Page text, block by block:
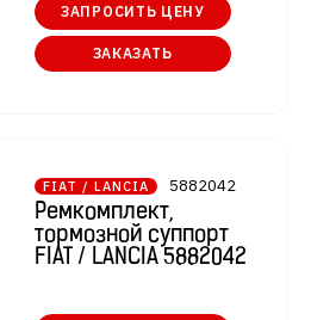
ЗАПРОСИТЬ ЦЕНУ
ЗАКАЗАТЬ
FIAT / LANCIA 5882042
Ремкомплект,
тормозной суппорт
FIAT / LANCIA 5882042